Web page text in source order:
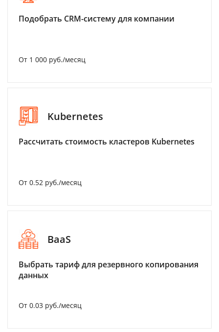
Подобрать CRM-систему для компании
От 1 000 руб./месяц
Kubernetes
Рассчитать стоимость кластеров Kubernetes
От 0.52 руб./месяц
BaaS
Выбрать тариф для резервного копирования
данных
От 0.03 руб./месяц